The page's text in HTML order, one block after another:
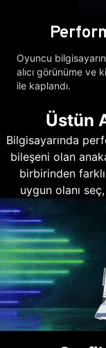
Oyuncu
alıcı görünüme ve
ile kaplandı.
Üstün
Bilgisayarında
bileşeni olan
birbirinden
uygun olanı